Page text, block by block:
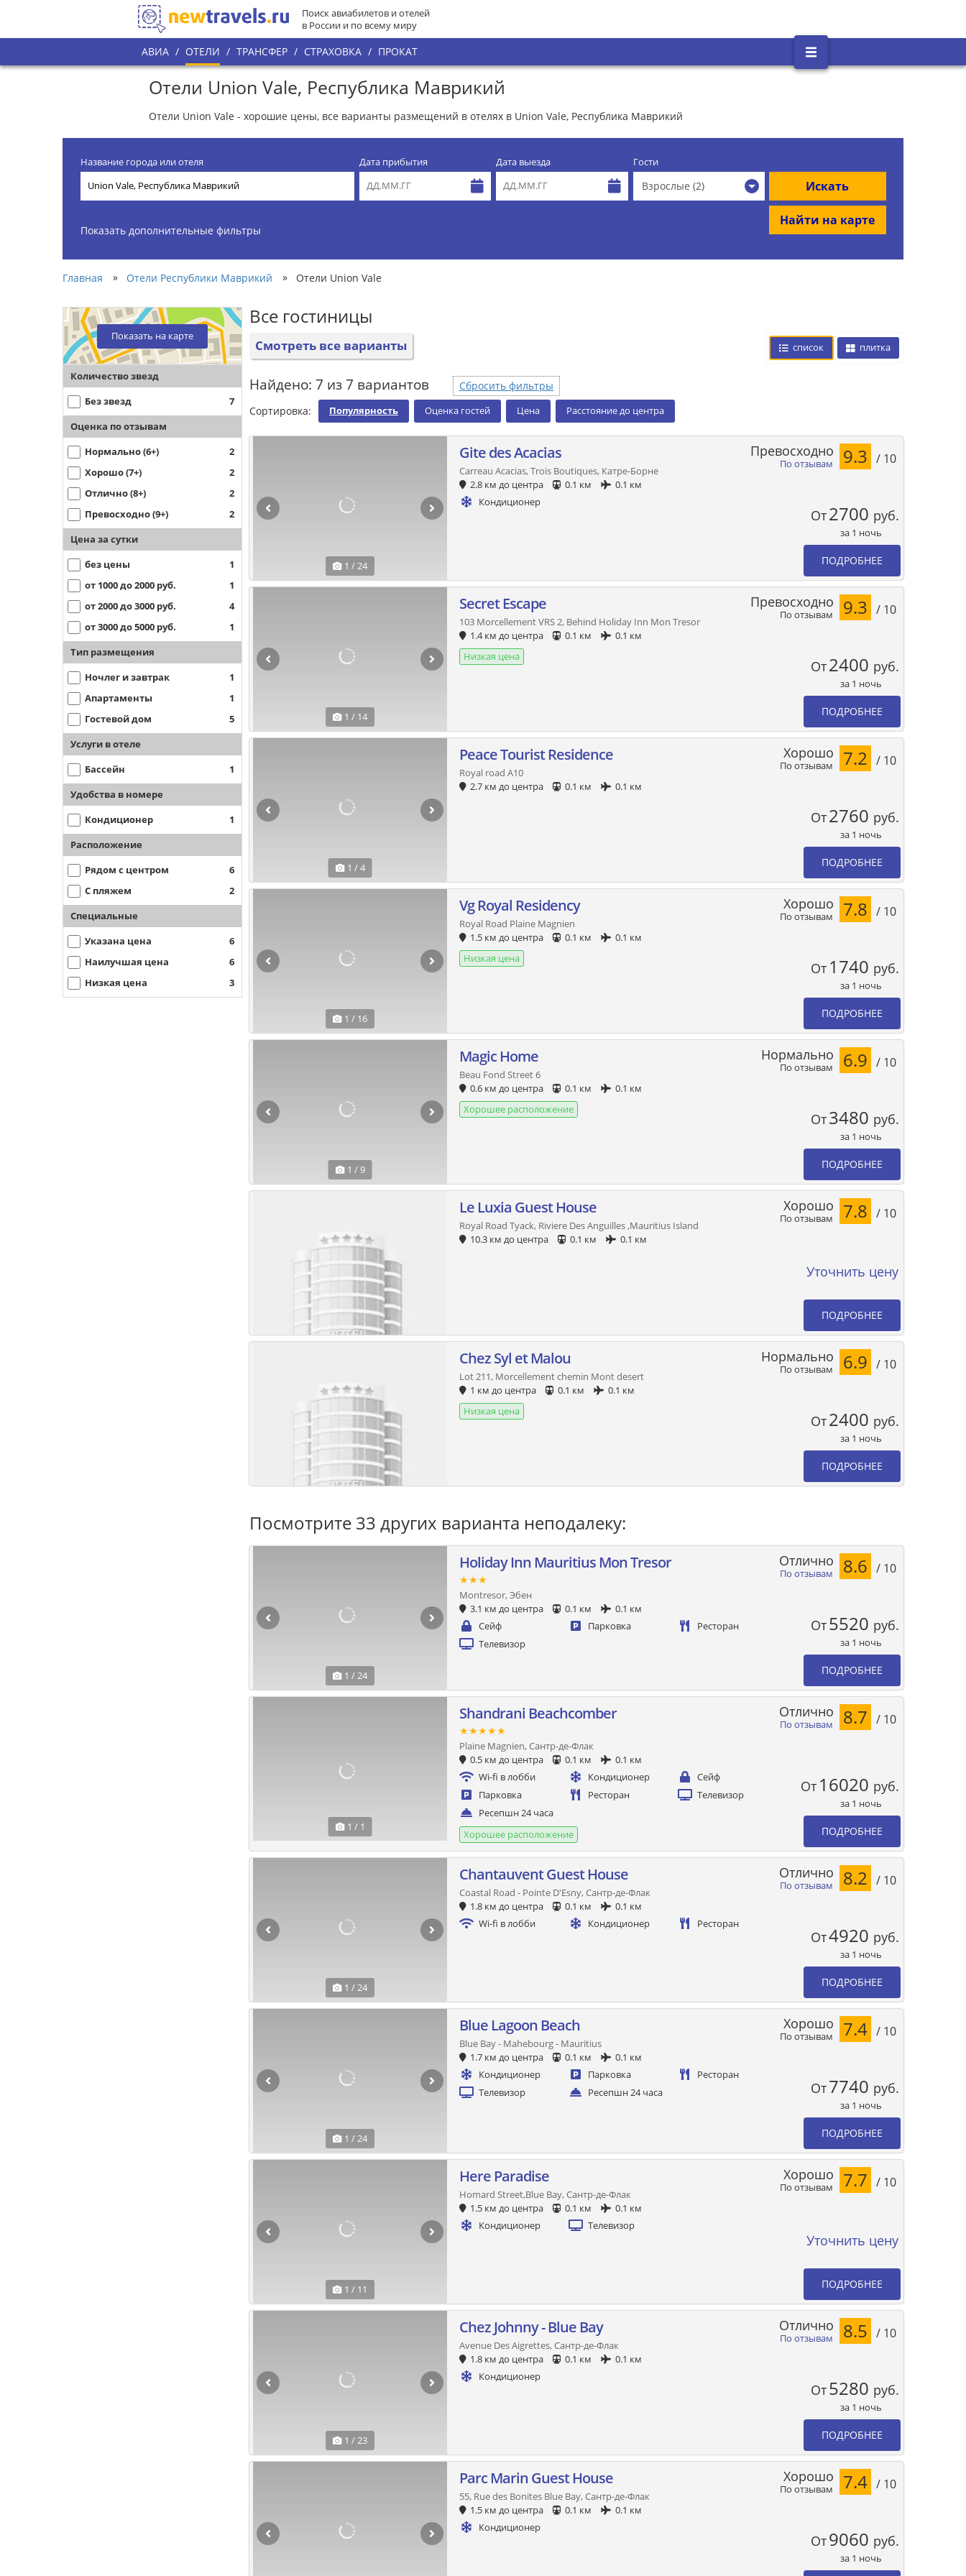
Поиск авиабилетов и отелей
в России и по всему миру
АВИА / ОТЕЛИ / ТРАНСФЕР / СТРАХОВКА / ПРОКАТ
Отели Union Vale, Республика Маврикий
Отели Union Vale - хорошие цены, все варианты размещений в отелях в Union Vale, Республика Маврикий
Название города или отеля Дата прибытия Дата выезда Гости
Взрослые (2) Искать
Найти на карте
Показать дополнительные фильтры
Главная » Отели Республики Маврикий » Отели Union Vale
Показать на карте
Количество звезд
Без звезд 7
Оценка по отзывам
Нормально (6+)
2
Хорошо (7+)
2
Отлично (8+)
2
Превосходно (9+)
2
Цена за сутки
без цены
1
от 1000 до 2000 руб.
1
от 2000 до 3000 руб.
4
от 3000 до 5000 руб.
1
Тип размещения
Ночлег и завтрак
1
Апартаменты
1
Гостевой дом
5
Услуги в отеле
Бассейн 1
Удобства в номере
Кондиционер 1
Расположение
Рядом с центром
6
С пляжем
2
Специальные
Указана цена
6
Наилучшая цена
6
Низкая цена
3
Все гостиницы
Смотреть все варианты список плитка
Найдено: 7 из 7 вариантов
Сбросить фильтры
Сортировка:
Популярность Оценка гостей Цена Расстояние до центра
1 / 24
Gite des Acacias
Carreau Acacias, Trois Boutiques, Катре-Борне
2.8 км до центра
0.1 км
0.1 км
Кондиционер
По отзывам
Превосходно 9.3 / 10
От2700 руб.
за 1 ночь
ПОДРОБНЕЕ
1 / 14
Secret Escape
103 Morcellement VRS 2, Behind Holiday Inn Mon Tresor
1.4 км до центра
0.1 км
0.1 км
Низкая цена
По отзывам
Превосходно 9.3 / 10
От2400 руб.
за 1 ночь
ПОДРОБНЕЕ
1 / 4
Peace Tourist Residence
Royal road A10
2.7 км до центра
0.1 км 0.1 км
По отзывам
Хорошо 7.2 / 10
От2760 руб.
за 1 ночь
ПОДРОБНЕЕ
1 / 16
Vg Royal Residency
Royal Road Plaine Magnien
1.5 км до центра
0.1 км
0.1 км
Низкая цена
По отзывам
Хорошо 7.8 / 10
От 1740 руб.
за 1 ночь
ПОДРОБНЕЕ
1 / 9
Magic Home
Beau Fond Street 6
0.6 км до центра
0.1 км
0.1 км
Хорошее расположение
По отзывам
Нормально 6.9 / 10
От3480 руб.
за 1 ночь
ПОДРОБНЕЕ
Le Luxia Guest House
Royal Road Tyack, Riviere Des Anguilles ,Mauritius Island
10.3 км до центра
0.1 км 0.1 км
По отзывам
Хорошо 7.8 / 10
Уточнить цену
ПОДРОБНЕЕ
Chez Syl et Malou
Lot 211, Morcellement chemin Mont desert
1 км до центра
0.1 км
0.1 км
Низкая цена
По отзывам
Нормально 6.9 / 10
От2400 руб.
за 1 ночь
ПОДРОБНЕЕ
Посмотрите 33 других варианта неподалеку:
1 / 24
Holiday Inn Mauritius Mon Tresor
★★★
Montresor, Эбен
3.1 км до центра
0.1 км
0.1 км
Сейф
Парковка
Ресторан
Телевизор
По отзывам
Отлично 8.6 / 10
От5520 руб.
за 1 ночь
ПОДРОБНЕЕ
1 / 1
Shandrani Beachcomber
★★★★★
Plaine Magnien, Сантр-де-Флак
0.5 км до центра
0.1 км
0.1 км
Wi-fi в лобби
Кондиционер
Сейф
Парковка
Ресторан
Телевизор
Ресепшн 24 часа
Хорошее расположение
По отзывам
Отлично 8.7 / 10
От 16020 руб.
за 1 ночь
ПОДРОБНЕЕ
1 / 24
Chantauvent Guest House
Coastal Road - Pointe D'Esny, Сантр-де-Флак
1.8 км до центра
0.1 км
0.1 км
Wi-fi в лобби
Кондиционер Ресторан
По отзывам
Отлично 8.2 / 10
От4920 руб.
за 1 ночь
ПОДРОБНЕЕ
1 / 24
Blue Lagoon Beach
Blue Bay - Mahebourg - Mauritius
1.7 км до центра
0.1 км
0.1 км
Кондиционер
Парковка
Ресторан
Телевизор
Ресепшн 24 часа
По отзывам
Хорошо 7.4 / 10
От7740 руб.
за 1 ночь
ПОДРОБНЕЕ
1 / 11
Here Paradise
Homard Street,Blue Bay, Сантр-де-Флак
1.5 км до центра
0.1 км
0.1 км
Кондиционер
Телевизор
По отзывам
Хорошо 7.7 / 10
Уточнить цену
ПОДРОБНЕЕ
1 / 23
Chez Johnny - Blue Bay
Avenue Des Aigrettes, Сантр-де-Флак
1.8 км до центра
0.1 км
0.1 км
Кондиционер
По отзывам
Отлично 8.5 / 10
От5280 руб.
за 1 ночь
ПОДРОБНЕЕ
Parc Marin Guest House
55, Rue des Bonites Blue Bay, Сантр-де-Флак
1.5 км до центра
0.1 км
0.1 км
Кондиционер
По отзывам
Хорошо 7.4 / 10
От9060 руб.
за 1 ночь